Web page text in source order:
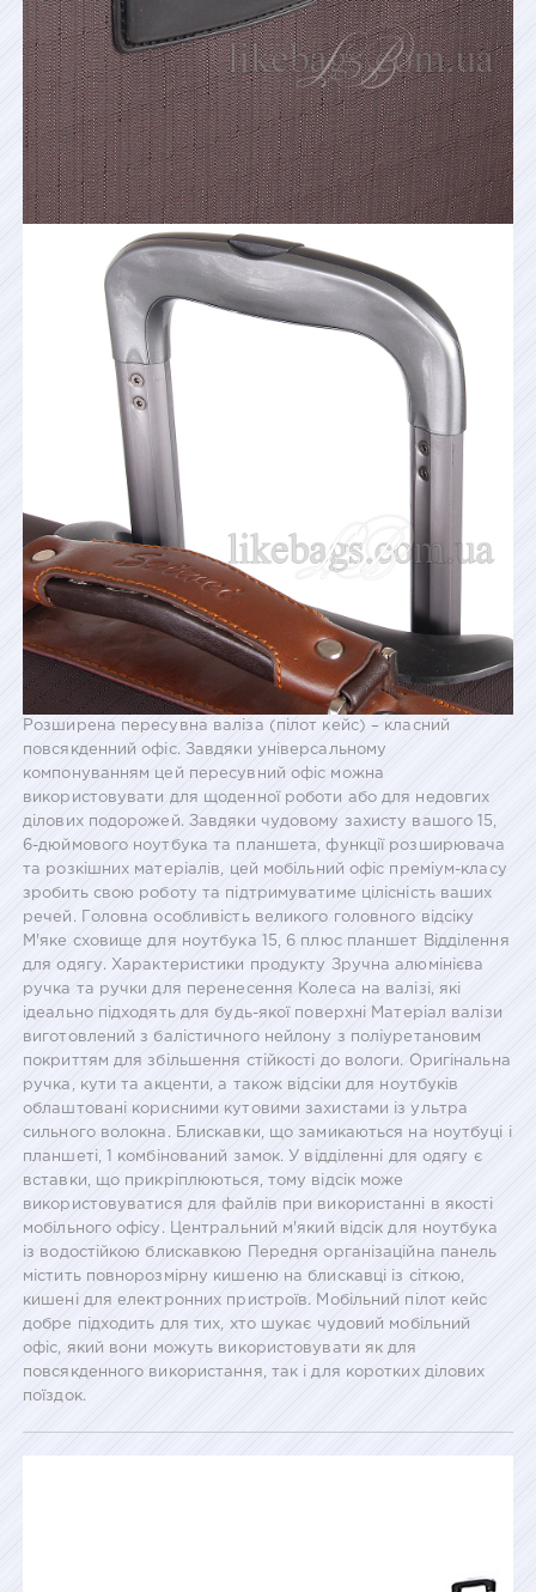
Розширена пересувна валіза (пілот кейс) – класний
повсякденний офіс. Завдяки універсальному
компонуванням цей пересувний офіс можна
використовувати для щоденної роботи або для недовгих
ділових подорожей. Завдяки чудовому захисту вашого 15,
6-дюймового ноутбука та планшета, функції розширювача
та розкішних матеріалів, цей мобільний офіс преміум-класу
зробить свою роботу та підтримуватиме цілісність ваших
речей. Головна особливість великого головного відсіку
М'яке сховище для ноутбука 15, 6 плюс планшет Відділення
для одягу. Характеристики продукту Зручна алюмінієва
ручка та ручки для перенесення Колеса на валізі, які
ідеально підходять для будь-якої поверхні Матеріал валізи
виготовлений з балістичного нейлону з поліуретановим
покриттям для збільшення стійкості до вологи. Оригінальна
ручка, кути та акценти, а також відсіки для ноутбуків
облаштовані корисними кутовими захистами із ультра
сильного волокна. Блискавки, що замикаються на ноутбуці і
планшеті, 1 комбінований замок. У відділенні для одягу є
вставки, що прикріплюються, тому відсік може
використовуватися для файлів при використанні в якості
мобільного офісу. Центральний м'який відсік для ноутбука
із водостійкою блискавкою Передня організаційна панель
містить повнорозмірну кишеню на блискавці із сіткою,
кишені для електронних пристроїв. Мобільний пілот кейс
добре підходить для тих, хто шукає чудовий мобільний
офіс, який вони можуть використовувати як для
повсякденного використання, так і для коротких ділових
поїздок.